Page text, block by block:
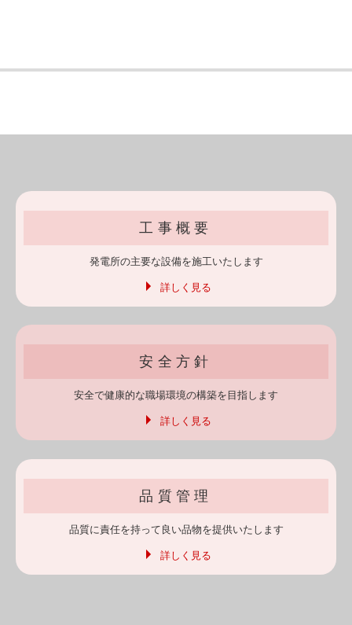
工事概要
発電所の主要な設備を施工いたします
詳しく見る
安全方針
安全で健康的な職場環境の構築を目指します
詳しく見る
品質管理
品質に責任を持って良い品物を提供いたします
詳しく見る